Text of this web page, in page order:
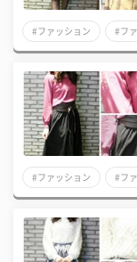
#ファッション #フ
#ファッション #フ